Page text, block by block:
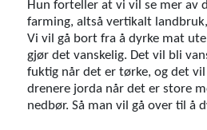
Hun forteller at vi vil se mer av
farming, altså vertikalt
Vi vil gå bort fra å dyrke mat
gjør det vanskelig. Det vil bli
fuktig når det er tørke, og det vil
drenere jorda når det er store
nedbør. Så man vil gå over til å